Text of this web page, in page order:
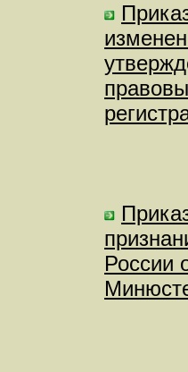
России